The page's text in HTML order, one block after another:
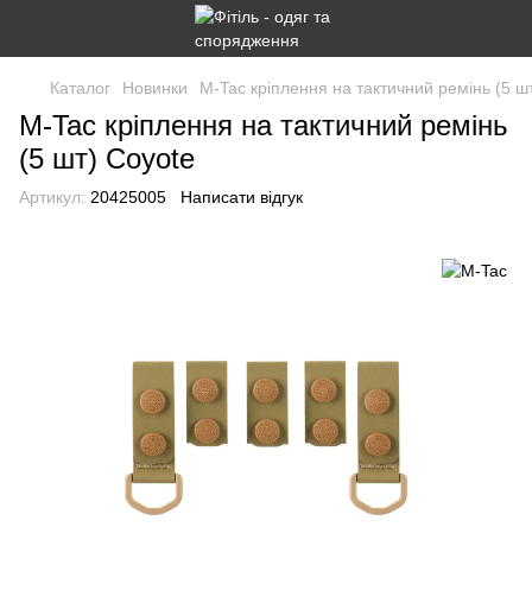
Каталог Новинки M-Tac кріплення на тактичний ремінь (5
M-Tac кріплення на тактичний ремінь
(5 шт) Coyote
Артикул: 20425005 Написати відгук